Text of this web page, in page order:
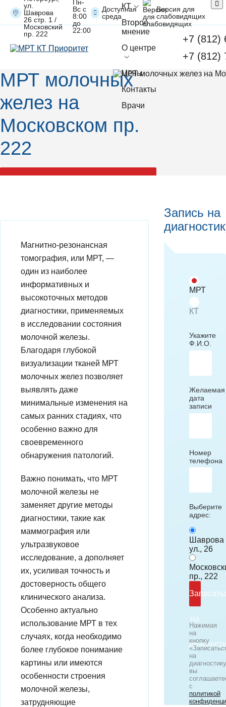
ул.
Шаврова
26 стр. 1 /
Московский
пр. 222
Пн-
Вс с
8:00
до
22:00
Доступная
среда
Версия для
слабовидящих
КТ
Второе
мнение
О центре
Цены
Контакты
Врачи
+7 (812)
+7 (812)
Главная
МРТ
Молочных желез на Московском пр. 222
МРТ молочных
желез на
Московском пр.
222
Магнитно-резонансная
томография, или МРТ, —
один из наиболее
информативных и
высокоточных методов
диагностики, применяемых
в исследовании состояния
молочной железы.
Благодаря глубокой
визуализации тканей МРТ
молочных желез позволяет
выявлять даже
минимальные изменения на
самых ранних стадиях, что
особенно важно для
своевременного
обнаружения патологий.
Важно понимать, что МРТ
молочной железы не
заменяет другие методы
диагностики, такие как
маммография или
ультразвуковое
исследование, а дополняет
их, усиливая точность и
достоверность общего
клинического анализа.
Особенно актуально
использование МРТ в тех
случаях, когда необходимо
более глубокое понимание
картины или имеются
особенности строения
молочной железы,
затрудняющие
Запись на
МРТ
КТ
Укажите
Ф.И.О.
Желаемая
дата
записи
Номер
телефона
Выберите
адрес:
Шаврова
ул., 26
пр., 222
на
Нажимая
на
кнопку
на
вы
с
политикой